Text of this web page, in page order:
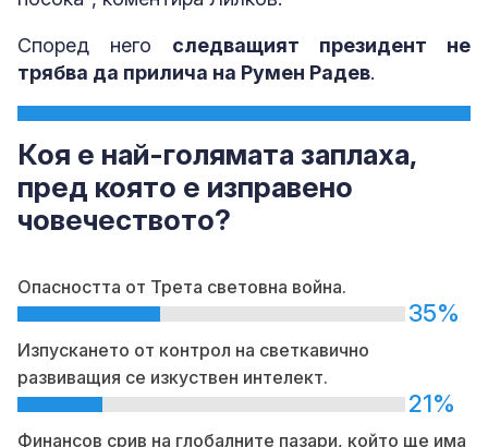
Според него следващият президент не
трябва да прилича на Румен Радев.
Коя е най-голямата заплаха,
пред която е изправено
човечеството?
Опасността от Трета световна война.
35%
Изпускането от контрол на светкавично
развиващия се изкуствен интелект.
21%
Финансов срив на глобалните пазари, който ще има